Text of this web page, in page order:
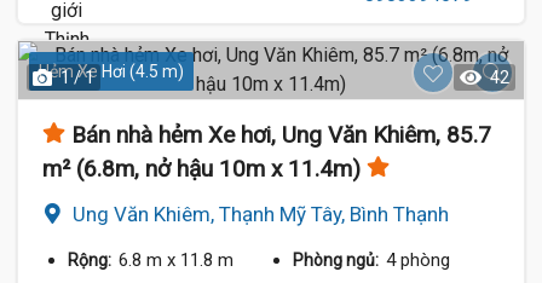
Hẻm Xe Hơi (4.5 m)
1 / 1 42
Bán nhà hẻm Xe hơi, Ung Văn Khiêm, 85.7
m² (6.8m, nở hậu 10m x 11.4m)
Ung Văn Khiêm, Thạnh Mỹ Tây, Bình Thạnh
Rộng: 6.8 m x 11.8 m Phòng ngủ: 4 phòng